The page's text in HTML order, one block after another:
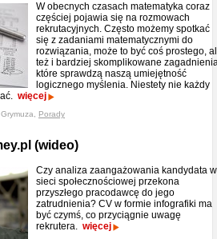
W obecnych czasach matematyka coraz
częściej pojawia się na rozmowach
rekrutacyjnych. Często możemy spotkać
się z zadaniami matematycznymi do
rozwiązania, może to być coś prostego,
też i bardziej skomplikowane
które sprawdzą naszą umiejętność
logicznego myślenia. Niestety nie każdy
więcej
Porady
(wideo)
Czy analiza zaangażowania kandydata w
sieci społecznościowej przekona
przyszłego pracodawcę do jego
zatrudnienia? CV w formie infografiki ma
być czymś, co przyciągnie uwagę
rekrutera. więcej